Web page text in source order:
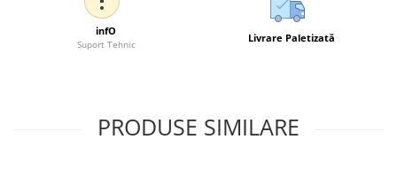
infO
Suport Tehnic
Livrare Paletizată
PRODUSE SIMILARE